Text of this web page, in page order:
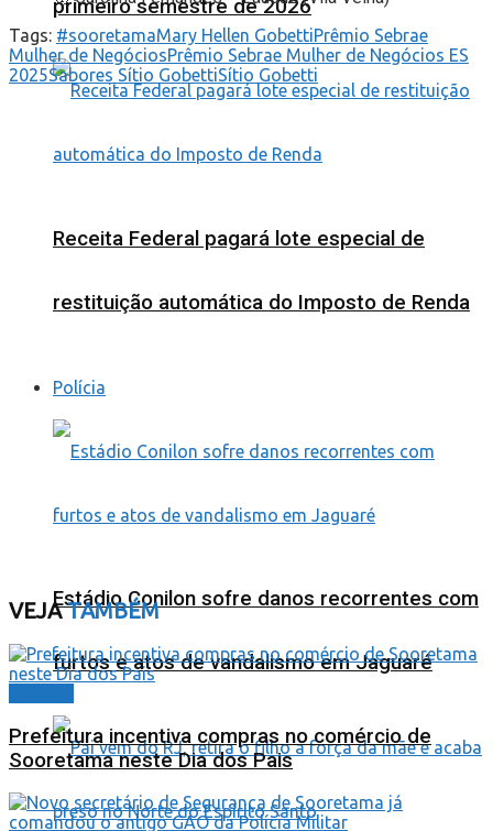
primeiro semestre de 2026
Receita Federal pagará lote especial de
restituição automática do Imposto de Renda
Polícia
Estádio Conilon sofre danos recorrentes com
furtos e atos de vandalismo em Jaguaré
Tags: #sooretamaMary Hellen GobettiPrêmio Sebrae
Mulher de NegóciosPrêmio Sebrae Mulher de Negócios ES
2025Sabores Sítio GobettiSítio Gobetti
VEJATAMBÉM
Prefeitura incentiva compras no comércio de
Sooretama neste Dia dos Pais